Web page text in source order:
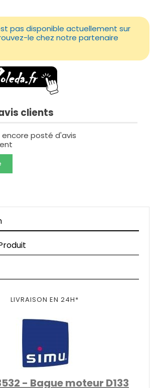
pas disponible actuellement sur
le chez notre partenaire
clients
encore posté d'avis
LIVRAISON EN 24H*
- Bague moteur D133